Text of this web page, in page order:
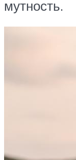
мутность.